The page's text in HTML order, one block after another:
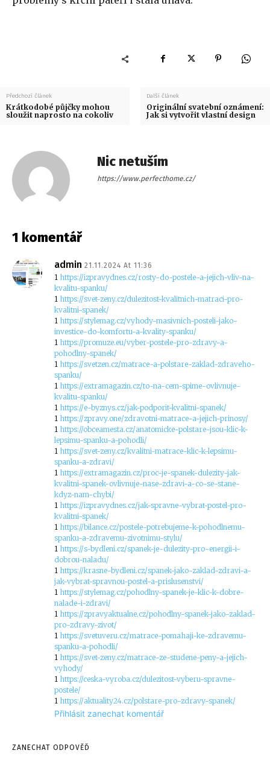
Předchozí článek
Krátkodobé půjčky mohou
sloužit naprosto na cokoliv
Další článek
Originální svatební oznámení:
Jak si vytvořit vlastní design
Nic netuším
https://www.perfecthome.cz/
1 komentář
admin 21.11.2024 At 11:36
1 https://izpravydnes.cz/rosty-do-postele-a-jejich-vliv-na-
kvalitu-spanku/
1 https://svet-zeny.cz/dulezitost-kvalitnich-matraci-pro-
kvalitni-spanek/
1 https://stylemag.cz/vyhody-masivnich-posteli-jako-
investice-do-komfortu-a-kvality-spanku/
1 https://promuze.eu/vyber-postele-pro-zdravy-a-
pohodlny-spanek/
1 https://svetzen.cz/matrace-a-polstare-zaklad-zdraveho-
spanku/
1 https://extramagazin.cz/to-na-cem-spime-ovlivnuje-
kvalitu-spanku/
1 https://e-byznys.cz/jak-podporit-kvalitni-spanek/
1 https://zpravy.one/zdravotni-matrace-a-jejich-prinosy/
1 https://obceamesta.cz/anatomicke-polstare-jsou-klic-k-
lepsimu-spanku-a-pohodli/
1 https://svet-zeny.cz/kvalitni-matrace-klic-k-lepsimu-
spanku-a-zdravi/
1 https://extramagazin.cz/proc-je-spanek-dulezity-jak-
kvalitni-spanek-ovlivnuje-nase-zdravi-a-co-se-stane-
kdyz-nam-chybi/
1 https://izpravydnes.cz/jak-spravne-vybrat-postel-pro-
kvalitni-spanek/
1 https://bilance.cz/postele-potrebujeme-k-pohodlnemu-
spanku-a-zdravemu-zivotnimu-stylu/
1 https://s-bydleni.cz/spanek-je-dulezity-pro-energii-i-
dobrou-naladu/
1 https://krasne-bydleni.cz/spanek-jako-zaklad-zdravi-a-
jak-vybrat-spravnou-postel-a-prislusenstvi/
1 https://stylemag.cz/pohodlny-spanek-je-klic-k-dobre-
nalade-i-zdravi/
1 https://zpravyaktualne.cz/pohodlny-spanek-jako-zaklad-
pro-zdravy-zivot/
1 https://svetuveru.cz/matrace-pomahaji-ke-zdravemu-
spanku-a-pohodli/
1 https://svet-zeny.cz/matrace-ze-studene-peny-a-jejich-
vyhody/
1 https://ceska-vyroba.cz/dulezitost-vyberu-spravne-
postele/
1 https://aktuality24.cz/polstare-pro-zdravy-spanek/
Přihlásit zanechat komentář
ZANECHAT ODPOVĚĎ